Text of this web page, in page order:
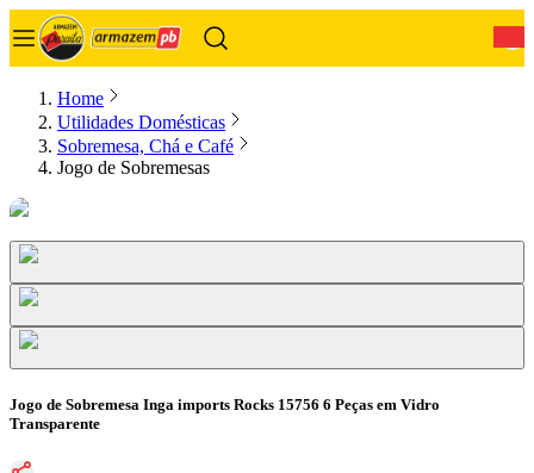
Home
Utilidades Domésticas
Sobremesa, Chá e Café
Jogo de Sobremesas
Jogo de Sobremesa Inga imports Rocks 15756 6 Peças em Vidro
Transparente